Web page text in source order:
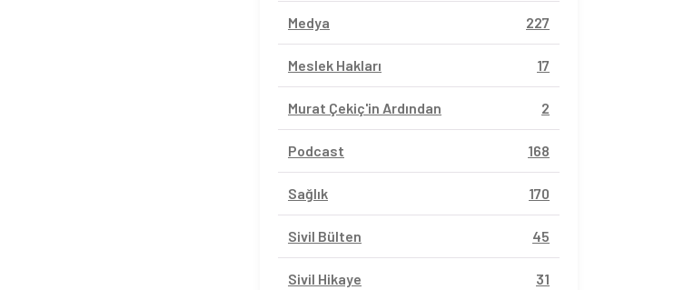
Medya 227
Meslek Hakları 17
Murat Çekiç'in Ardından 2
Podcast 168
Sağlık 170
Sivil Bülten 45
Sivil Hikaye 31